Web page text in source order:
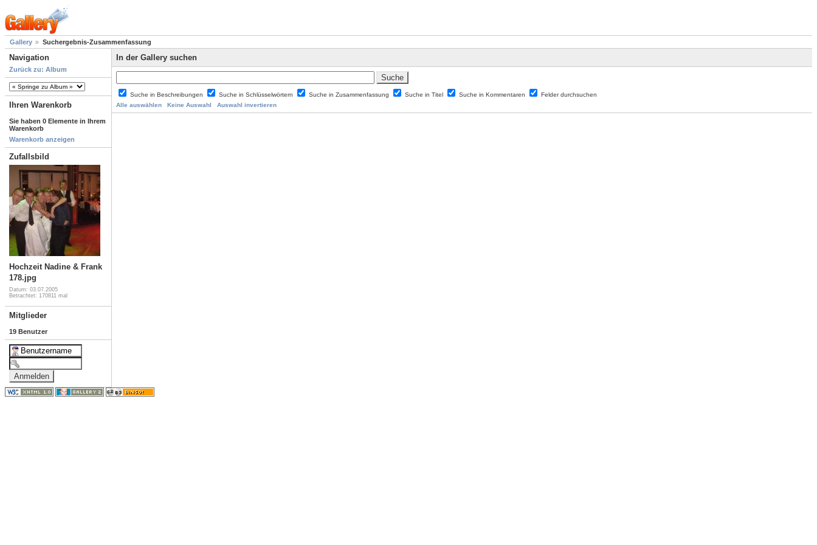
Gallery Suchergebnis-Zusammenfassung
Navigation
Zurück zu: Album
Ihren Warenkorb
Sie haben 0 Elemente in Ihrem
Warenkorb
Warenkorb anzeigen
Zufallsbild
Hochzeit Nadine & Frank
178.jpg
Datum: 03.07.2005
Betrachtet: 170811 mal
Mitglieder
19 Benutzer
In der Gallery suchen
Suche in Beschreibungen Suche in Schlüsselwörtern Suche in Zusammenfassung Suche in Titel Suche in Kommentaren
Felder durchsuchen
Alle auswählen
Keine Auswahl Auswahl invertieren